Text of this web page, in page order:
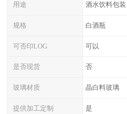
用途 酒水饮料包装
规格 白酒瓶
可否印LOG 可以
是否现货 否
玻璃材质 晶白料玻璃
提供加工定制 是